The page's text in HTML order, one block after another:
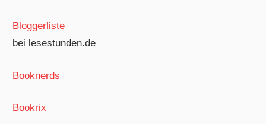
Bloggerliste
bei lesestunden.de
Booknerds
Bookrix